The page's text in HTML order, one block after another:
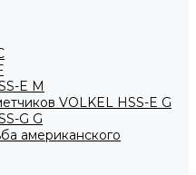
E M
VOLKEL HSS-E G
G G
американского